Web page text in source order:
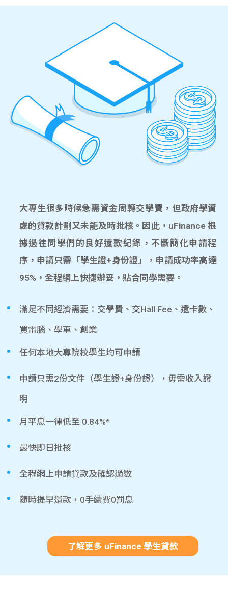
大專生很多時候急需資金周轉交學費，但政府學資
處的貸款計劃又未能及時批核。因此，uFinance 根
據過往同學們的良好還款紀錄，不斷簡化申請程
序，申請只需「學生證+身份證」，申請成功率高達
95%，全程網上快捷辦妥，貼合同學需要。
滿足不同經濟需要：交學費、交Hall Fee、還卡數、
買電腦、學車、創業
任何本地大專院校學生均可申請
申請只需2份文件（學生證+身份證），毋需收入證
明
月平息一律低至 0.84%*
最快即日批核
全程網上申請貸款及確認過數
隨時提早還款，0手續費0罰息
了解更多 uFinance 學生貸款